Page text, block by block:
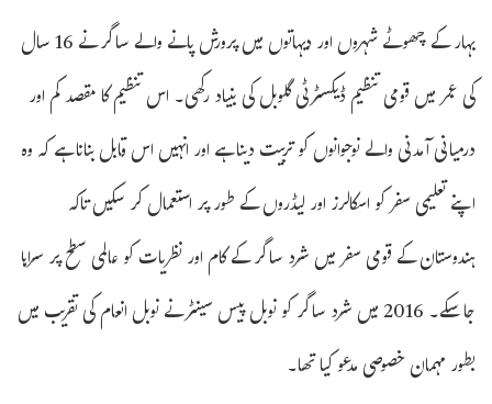
بہار کے چھوٹے شہروں اور دیہاتوں میں پرورش پانے والے ساگر نے 16 سال
کی عمر میں قومی تنظیم ڈیکسٹرٹی گلوبل کی بنیاد رکھی۔ اس تنظیم کا مقصد کم اور
درمیانی آمدنی والے نوجوانوں کو تربیت دینا ہے اور انہیں اس قابل بنانا ہے کہ وہ
اپنے تعلیمی سفر کو اسکالرز اور لیڈروں کے طور پر استعمال کر سکیں تاکہ
ہندوستان کے قومی سفر میں شرد ساگر کے کام اور نظریات کو عالمی سطح پر سراہا
جا سکے۔ 2016 میں شرد ساگر کو نوبل پیس سینٹر نے نوبل انعام کی تقریب میں
بطور مہمان خصوصی مدعو کیا تھا۔